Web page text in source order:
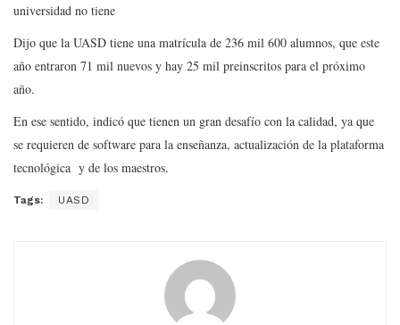
universidad no tiene
Dijo que la UASD tiene una matrícula de 236 mil 600 alumnos, que este
año entraron 71 mil nuevos y hay 25 mil preinscritos para el próximo
año.
En ese sentido, indicó que tienen un gran desafío con la calidad, ya que
se requieren de software para la enseñanza, actualización de la plataforma
tecnológica y de los maestros.
Tags: UASD